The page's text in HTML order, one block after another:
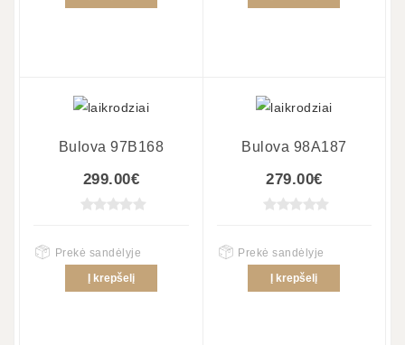
Bulova 97B168
299.00€
Prekė sandėlyje
Į krepšelį
Bulova 98A187
279.00€
Prekė sandėlyje
Į krepšelį